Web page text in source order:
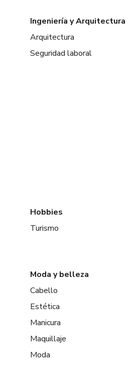
Ingeniería y Arquitectura
Arquitectura
Seguridad laboral
Hobbies
Turismo
Moda y belleza
Cabello
Estética
Manicura
Maquillaje
Moda